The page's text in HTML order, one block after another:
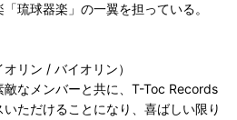
琉球器楽」の一翼を担っている。
リン / バイオリン）
敵なメンバーと共に、T-Toc Records
ただけることになり、喜ばしい限り